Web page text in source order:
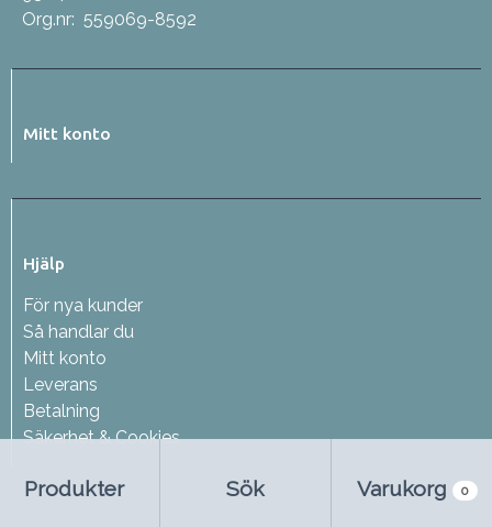
Produkter Sök Varukorg 0
Org.nr: 559069-8592
Mitt konto
Hjälp
För nya kunder
Så handlar du
Mitt konto
Leverans
Betalning
Säkerhet & Cookies